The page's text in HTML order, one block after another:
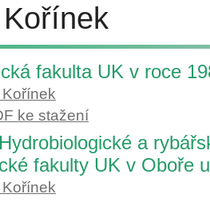
fakulta UK v roce
ke stažení
a
fakulty UK v Oboře